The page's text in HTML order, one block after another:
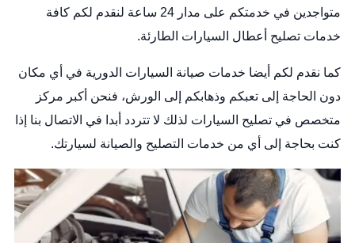
متواجدين في خدمتكم على مدار 24 ساعة لنقدم لكم كافة
خدمات تصليح أعطال السيارات الطارئة.
كما نقدم لكم أيضا خدمات صيانة السيارات الدورية في أي مكان
دون الحاجة إلى تعبكم وذهابكم إلى الورش، فنحن أكبر مركز
متخصص في تصليح السيارات لذلك لا تتردد أبدا في الاتصال بنا إذا
كنت بحاجة إلى أي من خدمات التصليح والصيانة لسيارتك.